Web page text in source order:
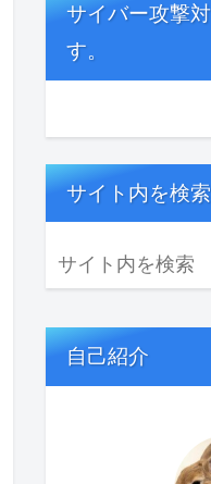
サイバー攻撃
す。
サイト内を検索
自己紹介